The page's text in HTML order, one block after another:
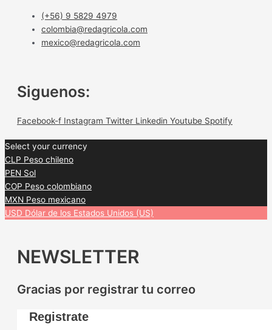
(+56) 9 5829 4979
colombia@redagricola.com
mexico@redagricola.com
Siguenos:
Facebook-f Instagram Twitter Linkedin Youtube Spotify
Select your currency
CLP Peso chileno
PEN Sol
COP Peso colombiano
MXN Peso mexicano
USD Dólar de los Estados Unidos (US)
NEWSLETTER
Gracias por registrar tu correo
Registrate